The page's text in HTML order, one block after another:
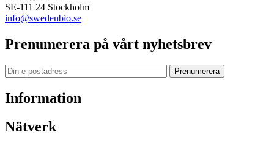
SE-111 24 Stockholm
info@swedenbio.se
Prenumerera på vårt nyhetsbrev
Prenumerera
Information
Nätverk